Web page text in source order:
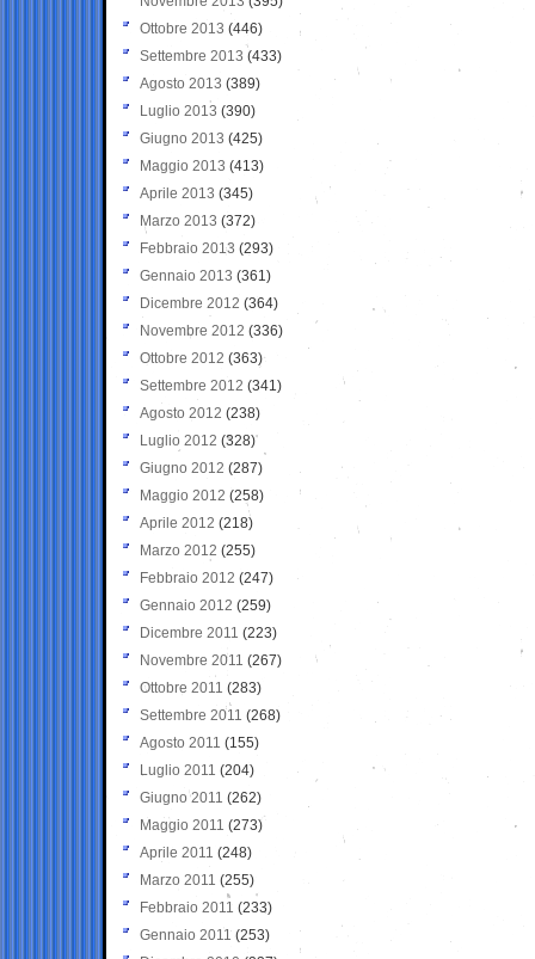
Ottobre 2013 (446)
Settembre 2013 (433)
Agosto 2013 (389)
Luglio 2013 (390)
Giugno 2013 (425)
Maggio 2013 (413)
Aprile 2013 (345)
Marzo 2013 (372)
Febbraio 2013 (293)
Gennaio 2013 (361)
Dicembre 2012 (364)
Novembre 2012 (336)
Ottobre 2012 (363)
Settembre 2012 (341)
Agosto 2012 (238)
Luglio 2012 (328)
Giugno 2012 (287)
Maggio 2012 (258)
Aprile 2012 (218)
Marzo 2012 (255)
Febbraio 2012 (247)
Gennaio 2012 (259)
Dicembre 2011 (223)
Novembre 2011 (267)
Ottobre 2011 (283)
Settembre 2011 (268)
Agosto 2011 (155)
Luglio 2011 (204)
Giugno 2011 (262)
Maggio 2011 (273)
Aprile 2011 (248)
Marzo 2011 (255)
Febbraio 2011 (233)
Gennaio 2011 (253)